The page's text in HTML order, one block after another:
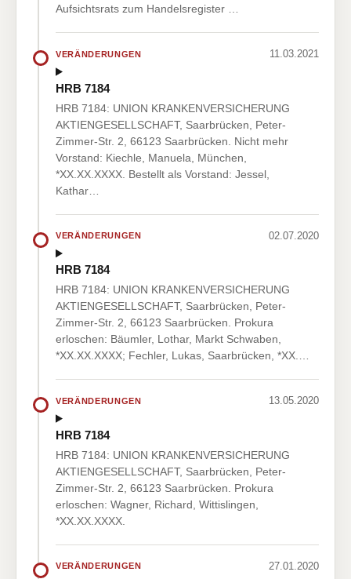
Aufsichtsrats zum Handelsregister …
VERÄNDERUNGEN 11.03.2021
HRB 7184
HRB 7184: UNION KRANKENVERSICHERUNG
AKTIENGESELLSCHAFT, Saarbrücken, Peter-
Zimmer-Str. 2, 66123 Saarbrücken. Nicht mehr
Vorstand: Kiechle, Manuela, München,
*XX.XX.XXXX. Bestellt als Vorstand: Jessel,
Kathar…
VERÄNDERUNGEN 02.07.2020
HRB 7184
HRB 7184: UNION KRANKENVERSICHERUNG
AKTIENGESELLSCHAFT, Saarbrücken, Peter-
Zimmer-Str. 2, 66123 Saarbrücken. Prokura
erloschen: Bäumler, Lothar, Markt Schwaben,
*XX.XX.XXXX; Fechler, Lukas, Saarbrücken, *XX.…
VERÄNDERUNGEN 13.05.2020
HRB 7184
HRB 7184: UNION KRANKENVERSICHERUNG
AKTIENGESELLSCHAFT, Saarbrücken, Peter-
Zimmer-Str. 2, 66123 Saarbrücken. Prokura
erloschen: Wagner, Richard, Wittislingen,
*XX.XX.XXXX.
VERÄNDERUNGEN 27.01.2020